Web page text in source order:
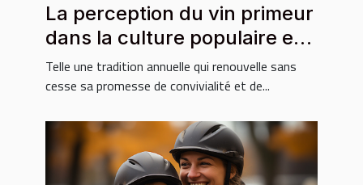
La perception du vin primeur
dans la culture populaire et
médiatique
Telle une tradition annuelle qui renouvelle sans
cesse sa promesse de convivialité et de...